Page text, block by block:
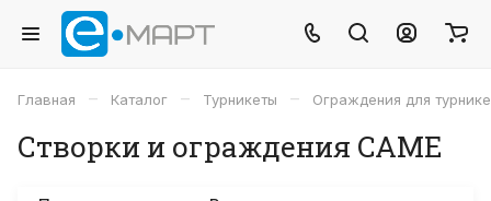
Главная – Каталог – Турникеты – Ограждения для
Створки и ограждения CAME